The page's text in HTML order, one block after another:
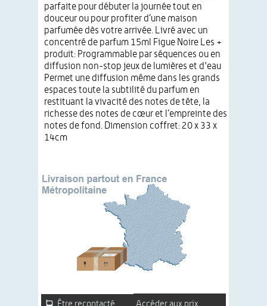
parfaite pour débuter la journée tout en
douceur ou pour profiter d’une maison
parfumée dès votre arrivée. Livré avec un
concentré de parfum 15ml Figue Noire Les +
produit: Programmable par séquences ou en
diffusion non-stop jeux de lumières et d'eau
Permet une diffusion même dans les grands
espaces toute la subtilité du parfum en
restituant la vivacité des notes de tête, la
richesse des notes de cœur et l’empreinte des
notes de fond. Dimension coffret: 20 x 33 x
14cm
Être recontacté Accéder aux prix